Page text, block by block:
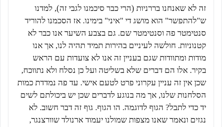
זה לא שאנחנו בררניות (הרי כבר סיכמנו לגבי זה), למדנו
ש"להתפשר" הוא מושג די "איני" בימינו. אז הסכמנו להוריד
סנטימטר פה וסנטימטר שם. גם בצבע השיער אנו כבר לא
קטנוניות. חולשה לעיניים בהירות תמיד תהיה לנו, אך אנו
מודות ומתוודות שגם בעניין זה אנו לא צועדות עם הראש
בקיר. אלו הם דברים שלא בשליטה ועל כן נסלח ולא נתווכח,
שכן אין זה עניין עקרוני פרט לטעם אישי. עד פה נמדדת כמות
הסלחנות שלנו, אך מה בנוגע לדברים שכן יש ביכולתם לשים
יד כדי לתבל? הגוף לדוגמה. הו הגוף. גוף זה דבר חשוב. לא
נגזים ונאמר שאנו מצפות שמולנו יעמוד ארנולד שוורצנגר,